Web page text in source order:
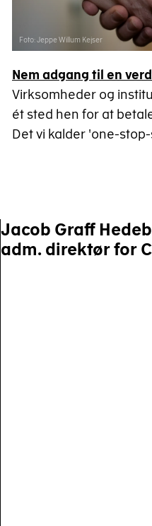
Foto: Jeppe Willum Kejser
Nem adgang til en
Virksomheder og
ét sted hen for at
Det vi kalder 'one-
Jacob Graff
adm. direktør for